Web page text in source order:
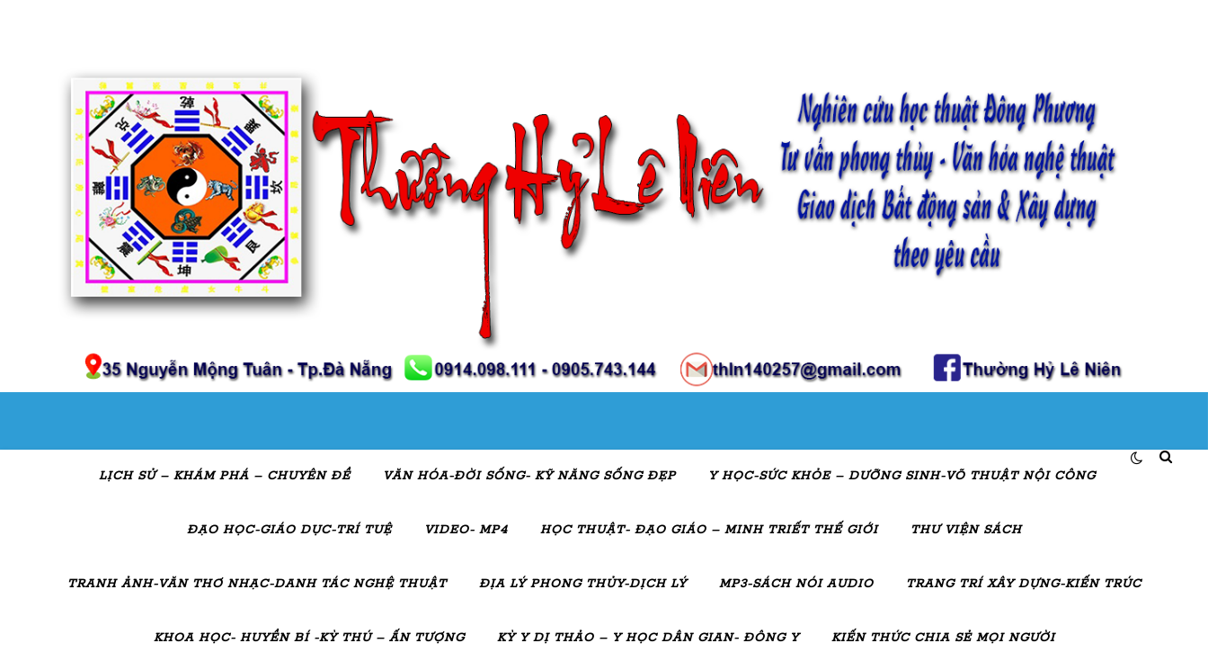
LỊCH SỬ – KHÁM PHÁ – CHUYÊN ĐỀ VĂN HÓA-ĐỜI SỐNG- KỸ NĂNG SỐNG ĐẸP Y HỌC-SỨC KHỎE – DƯỠNG SINH-VÕ THUẬT NỘI CÔNG
ĐẠO HỌC-GIÁO DỤC-TRÍ TUỆ VIDEO- MP4 HỌC THUẬT- ĐẠO GIÁO – MINH TRIẾT THẾ GIỚI THƯ VIỆN SÁCH
TRANH ẢNH-VĂN THƠ NHẠC-DANH TÁC NGHỆ THUẬT ĐỊA LÝ PHONG THỦY-DỊCH LÝ MP3-SÁCH NÓI AUDIO TRANG TRÍ XÂY DỰNG-KIẾN TRÚC
KHOA HỌC- HUYỀN BÍ -KỲ THÚ – ẤN TƯỢNG KỲ Y DỊ THẢO – Y HỌC DÂN GIAN- ĐÔNG Y KIẾN THỨC CHIA SẺ MỌI NGƯỜI